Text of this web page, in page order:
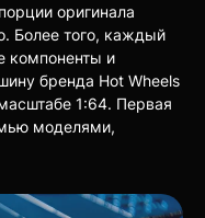
оригинала
Более того, каждый
компоненты и
бренда Hot Wheels
1:64. Первая
моделями,